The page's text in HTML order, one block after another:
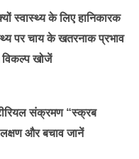
मिल सकता है| फिर
बाद ही उन को आराम
स्वास्थ्य के लिए हानिकारक
पर चाय के खतरनाक प्रभाव
खोजें
संक्रमण “स्क्रब
और बचाव जानें